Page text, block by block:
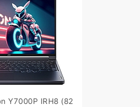
Y7000P IRH8 (82